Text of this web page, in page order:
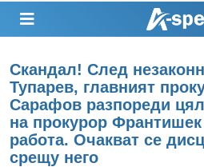
Скандал! След
Тупарев, главният
Сарафов разпореди
на прокурор
работа. Очакват се
срещу него